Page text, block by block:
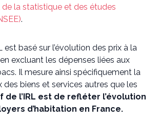
de la statistique et des études
.
est basé sur l’évolution des prix à la
excluant les dépenses liées aux
Il mesure ainsi spécifiquement la
des biens et services autres que les
de l’IRL est de refléter l’évolution
d’habitation en France.